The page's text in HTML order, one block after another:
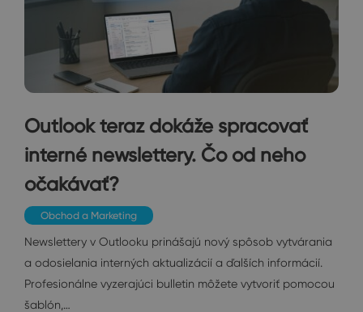
Outlook teraz dokáže spracovať
interné newslettery. Čo od neho
očakávať?
Obchod a Marketing
Newslettery v Outlooku prinášajú nový spôsob vytvárania
a odosielania interných aktualizácií a ďalších informácií.
Profesionálne vyzerajúci bulletin môžete vytvoriť pomocou
šablón,…